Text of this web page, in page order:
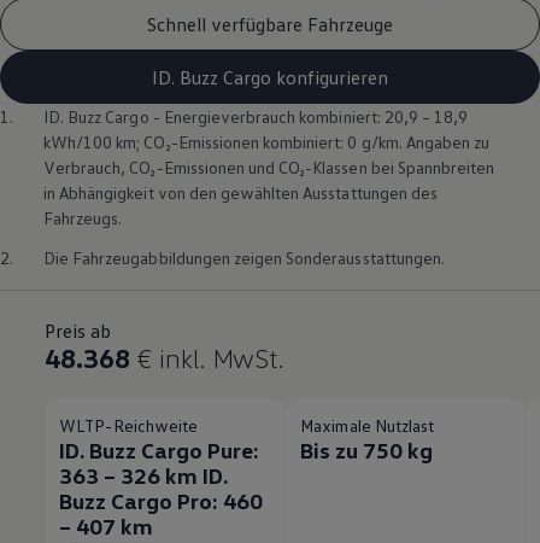
Schnell verfügbare Fahrzeuge
ID. Buzz Cargo konfigurieren
1. ID. Buzz Cargo - Energieverbrauch kombiniert: 20,9 – 18,9
kWh/100 km; CO₂-Emissionen kombiniert: 0 g/km. Angaben zu
Verbrauch, CO₂-Emissionen und CO₂-Klassen bei Spannbreiten
in Abhängigkeit von den gewählten Ausstattungen des
Fahrzeugs.
2.
Die Fahrzeugabbildungen zeigen Sonderausstattungen.
Preis ab
48.368 € inkl. MwSt.
WLTP-Reichweite
ID. Buzz Cargo Pure:
363 – 326 km ID.
Buzz Cargo Pro: 460
– 407 km
Maximale Nutzlast
Bis zu 750 kg